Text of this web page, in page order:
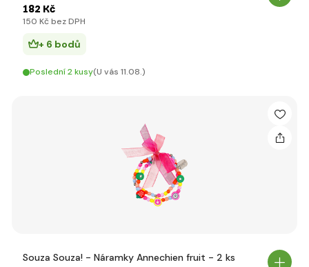
182 Kč
150 Kč bez DPH
+ 6 bodů
Poslední 2 kusy(U vás 11.08.)
Souza Souza! - Náramky Annechien fruit - 2 ks